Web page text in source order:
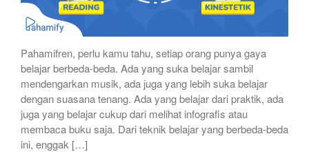
Pahamifren, perlu kamu tahu, setiap orang punya gaya
belajar berbeda-beda. Ada yang suka belajar sambil
mendengarkan musik, ada juga yang lebih suka belajar
dengan suasana tenang. Ada yang belajar dari praktik, ada
juga yang belajar cukup dari melihat infografis atau
membaca buku saja. Dari teknik belajar yang berbeda-beda
ini, enggak […]